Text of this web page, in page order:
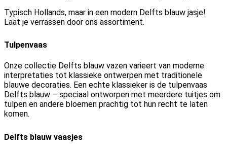
Typisch Hollands, maar in een modern Delfts blauw jasje!
Laat je verrassen door ons assortiment.
Tulpenvaas
Onze collectie Delfts blauw vazen varieert van moderne
interpretaties tot klassieke ontwerpen met traditionele
blauwe decoraties. Een echte klassieker is de tulpenvaas
Delfts blauw – speciaal ontworpen met meerdere tuitjes om
tulpen en andere bloemen prachtig tot hun recht te laten
komen.
Delfts blauw vaasjes